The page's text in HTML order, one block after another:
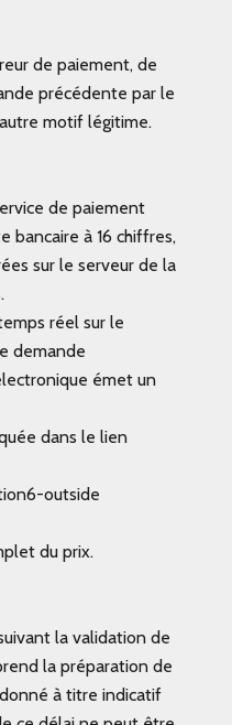
de paiement, de
précédente par le
motif légitime.
de paiement
bancaire à 16 chiffres,
sur le serveur de la
réel sur le
demande
émet un
dans le lien
outside
du prix.
la validation de
la préparation de
à titre indicatif